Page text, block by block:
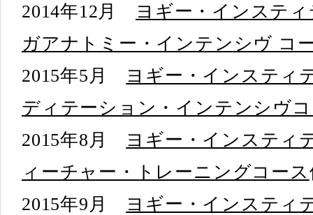
2014年12月
ヨギー・インステ
ガアナトミー・インテンシヴ コ
2015年5月
ヨギー・インステ
ディテーション・インテンシヴ
2015年8月
ヨギー・インステ
ィーチャー・トレーニングコース
2015年9月
ヨギー・インスティ